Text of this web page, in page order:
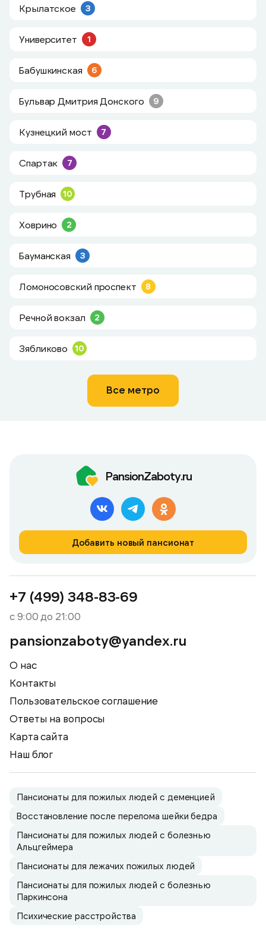
Крылатское 3
Университет 1
Бабушкинская 6
Бульвар Дмитрия Донского 9
Кузнецкий мост 7
Спартак 7
Трубная 10
Ховрино 2
Бауманская 3
Ломоносовский проспект 8
Речной вокзал 2
Зябликово 10
Все метро
PansionZaboty.ru
Добавить новый пансионат
+7 (499) 348-83-69
с 9:00 до 21:00
pansionzaboty@yandex.ru
О нас
Контакты
Пользовательское соглашение
Ответы на вопросы
Карта сайта
Наш блог
Пансионаты для пожилых людей с деменцией
Восстановление после перелома шейки бедра
Пансионаты для пожилых людей с болезнью
Альцгеймера
Пансионаты для лежачих пожилых людей
Пансионаты для пожилых людей с болезнью
Паркинсона
Психические расстройства